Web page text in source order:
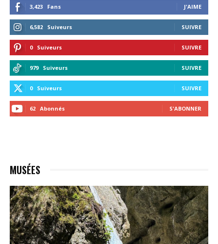
3,423 Fans J'AIME
6,582 Suiveurs SUIVRE
0 Suiveurs SUIVRE
979 Suiveurs SUIVRE
0 Suiveurs SUIVRE
62 Abonnés S'ABONNER
MUSÉES